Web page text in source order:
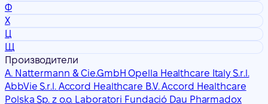
Ф
Х
Ц
Щ
Производители
A. Nattermann & Cie.GmbH Opella Healthcare Italy S.r.l.
AbbVie S.r.l. Accord Healthcare B.V. Accord Healthcare
Polska Sp. z o.o. Laboratori Fundació Dau Pharmadox